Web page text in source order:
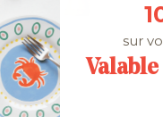
sur
Valable